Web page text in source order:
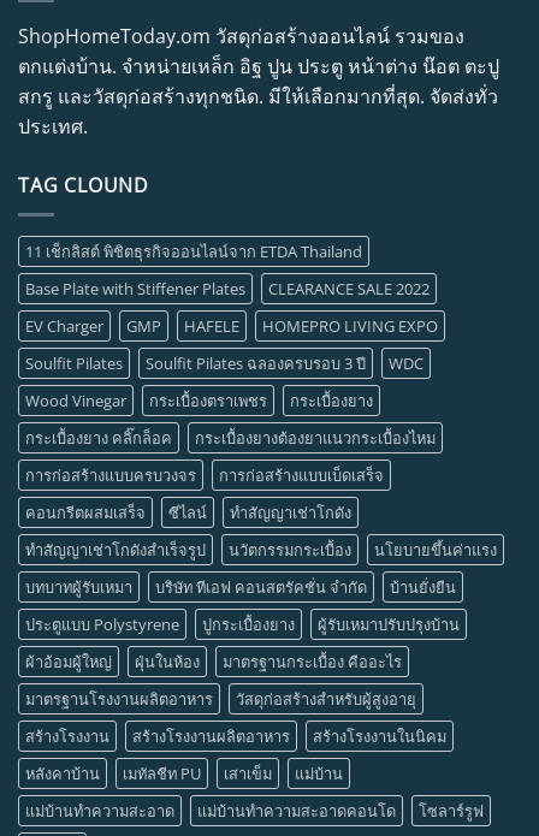
ShopHomeToday.om วัสดุก่อสร้างออนไลน์ รวมของ
ตกแต่งบ้าน. จำหน่ายเหล็ก อิฐ ปูน ประตู หน้าต่าง น๊อต ตะปู
สกรู และวัสดุก่อสร้างทุกชนิด. มีให้เลือกมากที่สุด. จัดส่งทั่ว
ประเทศ.
TAG CLOUND
11 เช็กลิสต์ พิชิตธุรกิจออนไลน์จาก ETDA Thailand
Base Plate with Stiffener Plates
CLEARANCE SALE 2022
EV Charger
GMP HAFELE
HOMEPRO LIVING EXPO
Soulfit Pilates
Soulfit Pilates ฉลองครบรอบ 3 ปี
WDC
Wood Vinegar
กระเบื้องตราเพชร
กระเบื้องยาง
กระเบื้องยาง คลิ๊กล็อค
กระเบื้องยางต้องยาแนวกระเบื้องไหม
การก่อสร้างแบบครบวงจร
การก่อสร้างแบบเบ็ดเสร็จ
คอนกรีตผสมเสร็จ
ซีไลน์
ทำสัญญาเช่าโกดัง
ทำสัญญาเช่าโกดังสำเร็จรูป
นวัตกรรมกระเบื้อง
นโยบายขึ้นค่าแรง
บทบาทผู้รับเหมา
บริษัท ทีเอฟ คอนสตรัคชั่น จำกัด
บ้านยั่งยืน
ประตูแบบ Polystyrene
ปูกระเบื้องยาง
ผู้รับเหมาปรับปรุงบ้าน
ผ้าอ้อมผู้ใหญ่
ฝุ่นในห้อง
มาตรฐานกระเบื้อง คืออะไร
มาตรฐานโรงงานผลิตอาหาร
วัสดุก่อสร้างสำหรับผู้สูงอายุ
สร้างโรงงาน
สร้างโรงงานผลิตอาหาร
สร้างโรงงานในนิคม
หลังคาบ้าน
เมทัลชีท PU เสาเข็ม
แม่บ้าน
แม่บ้านทำความสะอาด
แม่บ้านทำความสะอาดคอนโด
โซลาร์รูฟ